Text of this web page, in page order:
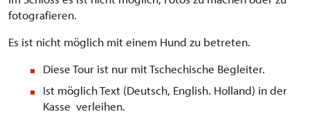
fotografieren.
Es ist nicht möglich mit einem Hund zu betreten.
Diese Tour ist nur mit Tschechische Begleiter.
Ist möglich Text (Deutsch, English. Holland) in der
Kasse verleihen.